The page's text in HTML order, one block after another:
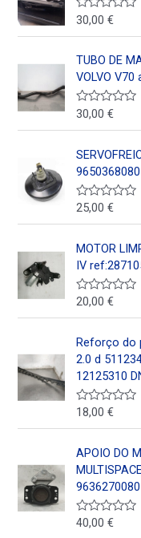
V
o
r
a
o
e
n
0
e
5
30,00€
TUBO DE
VOLVO
V
r
a
o
e
n
0
e
5
30,00€
9650368080
V
r
a
o
e
n
0
e
5
25,00€
MOTOR
IV
V
r
a
o
e
n
0
5
20,00€
Reforço do
2.0 d
12125310
V
r
a
o
e
n
0
18,00€
APOIO DO
V
40,00€